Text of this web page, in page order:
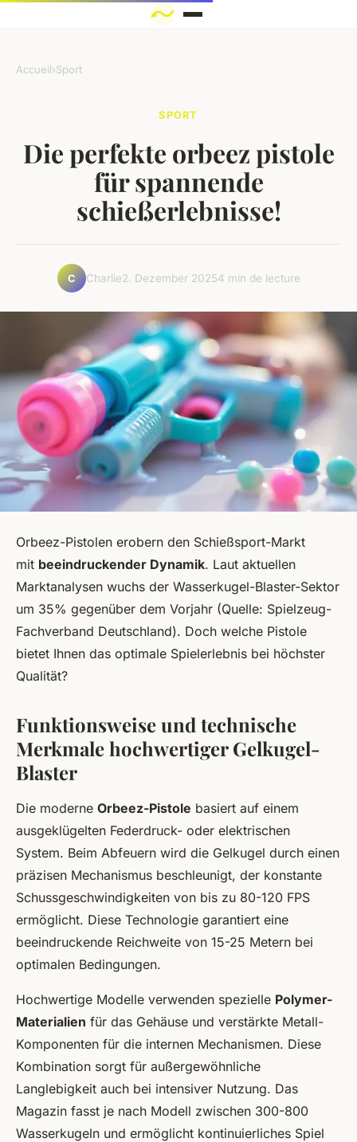
Accueil›Sport
SPORT
Die perfekte orbeez pistole
für spannende
schießerlebnisse!
C Charlie2. Dezember 20254 min de lecture
Orbeez-Pistolen erobern den Schießsport-Markt
mit beeindruckender Dynamik. Laut aktuellen
Marktanalysen wuchs der Wasserkugel-Blaster-Sektor
um 35% gegenüber dem Vorjahr (Quelle: Spielzeug-
Fachverband Deutschland). Doch welche Pistole
bietet Ihnen das optimale Spielerlebnis bei höchster
Qualität?
Funktionsweise und technische
Merkmale hochwertiger Gelkugel-
Blaster
Die moderne Orbeez-Pistole basiert auf einem
ausgeklügelten Federdruck- oder elektrischen
System. Beim Abfeuern wird die Gelkugel durch einen
präzisen Mechanismus beschleunigt, der konstante
Schussgeschwindigkeiten von bis zu 80-120 FPS
ermöglicht. Diese Technologie garantiert eine
beeindruckende Reichweite von 15-25 Metern bei
optimalen Bedingungen.
Hochwertige Modelle verwenden spezielle Polymer-
Materialien für das Gehäuse und verstärkte Metall-
Komponenten für die internen Mechanismen. Diese
Kombination sorgt für außergewöhnliche
Langlebigkeit auch bei intensiver Nutzung. Das
Magazin fasst je nach Modell zwischen 300-800
Wasserkugeln und ermöglicht kontinuierliches Spiel